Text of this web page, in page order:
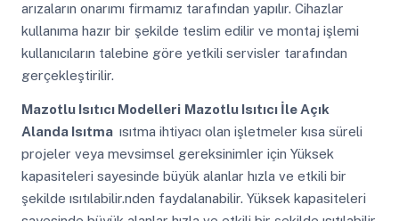
arızaların onarımı firmamız tarafından yapılır. Cihazlar
kullanıma hazır bir şekilde teslim edilir ve montaj işlemi
kullanıcıların talebine göre yetkili servisler tarafından
gerçekleştirilir.
Mazotlu Isıtıcı Modelleri Mazotlu Isıtıcı İle Açık
Alanda Isıtma ısıtma ihtiyacı olan işletmeler kısa süreli
projeler veya mevsimsel gereksinimler için Yüksek
kapasiteleri sayesinde büyük alanlar hızla ve etkili bir
şekilde ısıtılabilir.nden faydalanabilir. Yüksek kapasiteleri